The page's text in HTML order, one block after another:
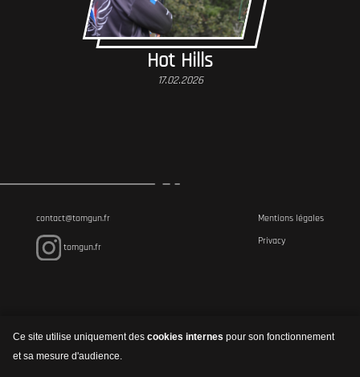
Hot Hills
17.02.2026
contact@tomgun.fr
tomgun.fr
Mentions légales
Privacy
Ce site utilise uniquement des cookies internes pour son fonctionnement
et sa mesure d'audience.